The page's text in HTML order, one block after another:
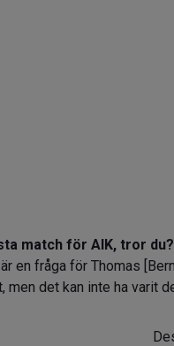
match för AIK, tror du?
en fråga för Thomas
men det kan inte ha varit